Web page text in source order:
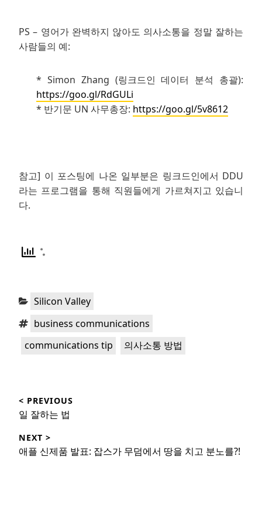
PS – 영어가 완벽하지 않아도 의사소통을 정말 잘하는
사람들의 예:
* Simon Zhang (링크드인 데이터 분석 총괄):
https://goo.gl/RdGULi
* 반기문 UN 사무총장: https://goo.gl/5v8612
참고] 이 포스팅에 나온 일부분은 링크드인에서 DDU
라는 프로그램을 통해 직원들에게 가르쳐지고 있습니
다.
Categories:
Silicon Valley
Tags:business communications
communications tip 의사소통 방법
navigation
< PREVIOUS
Previous
일 잘하는 법
NEXT >
Next
애플 신제품 발표: 잡스가 무덤에서 땅을 치고 분노를?!